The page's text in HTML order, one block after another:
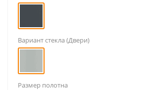
Вариант стекла (Двери)
Размер полотна